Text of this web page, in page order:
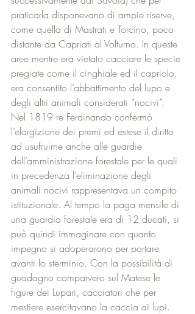
praticarla disponevano di ampie riserve,
come quella di Mastrati e Torcino, poco
distante da Capriati al Volturno. In queste
aree mentre era vietato cacciare le specie
pregiate come il cinghiale ed il capriolo,
era consentito l’abbattimento del lupo e
degli altri animali considerati “nocivi”.
Nel 1819 re Ferdinando confermò
l’elargizione dei premi ed estese il diritto
ad usufruirne anche alle guardie
dell’amministrazione forestale per le quali
in precedenza l’eliminazione degli
animali nocivi rappresentava un compito
istituzionale. Al tempo la paga mensile di
una guardia forestale era di 12 ducati, si
può quindi immaginare con quanto
impegno si adoperarono per portare
avanti lo sterminio. Con la possibilità di
guadagno comparvero sul Matese le
figure dei Lupari, cacciatori che per
mestiere esercitavano la caccia ai lupi.